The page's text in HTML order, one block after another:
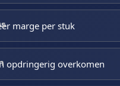
marge per stuk
opdringerig overkomen